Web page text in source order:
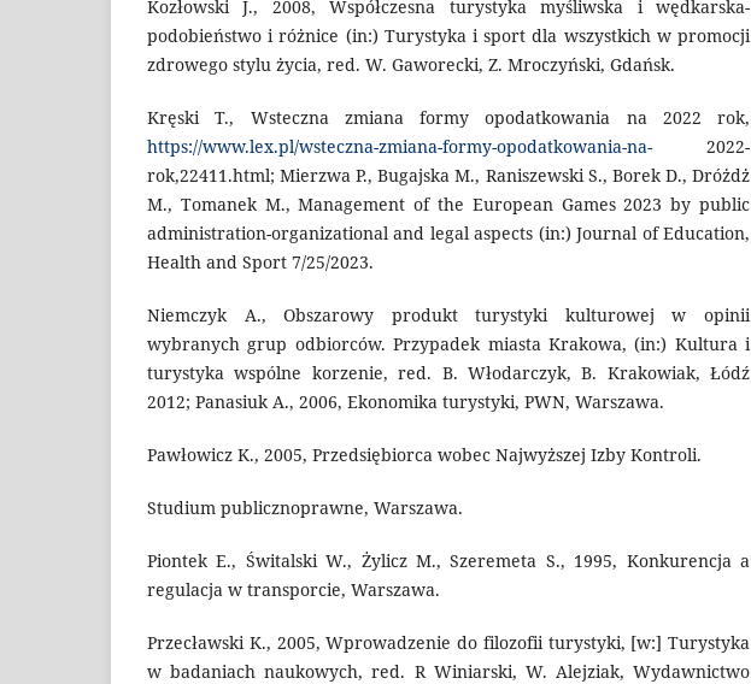
Kozłowski J., 2008, Współczesna turystyka myśliwska i wędkarska-
podobieństwo i różnice (in:) Turystyka i sport dla wszystkich w promocji
zdrowego stylu życia, red. W. Gaworecki, Z. Mroczyński, Gdańsk.
Kręski T., Wsteczna zmiana formy opodatkowania na 2022 rok,
https://www.lex.pl/wsteczna-zmiana-formy-opodatkowania-na- 2022-
rok,22411.html; Mierzwa P., Bugajska M., Raniszewski S., Borek D., Dróżdż
M., Tomanek M., Management of the European Games 2023 by public
administration-organizational and legal aspects (in:) Journal of Education,
Health and Sport 7/25/2023.
Niemczyk A., Obszarowy produkt turystyki kulturowej w opinii
wybranych grup odbiorców. Przypadek miasta Krakowa, (in:) Kultura i
turystyka wspólne korzenie, red. B. Włodarczyk, B. Krakowiak, Łódź
2012; Panasiuk A., 2006, Ekonomika turystyki, PWN, Warszawa.
Pawłowicz K., 2005, Przedsiębiorca wobec Najwyższej Izby Kontroli.
Studium publicznoprawne, Warszawa.
Piontek E., Świtalski W., Żylicz M., Szeremeta S., 1995, Konkurencja a
regulacja w transporcie, Warszawa.
Przecławski K., 2005, Wprowadzenie do filozofii turystyki, [w:] Turystyka
w badaniach naukowych, red. R Winiarski, W. Alejziak, Wydawnictwo